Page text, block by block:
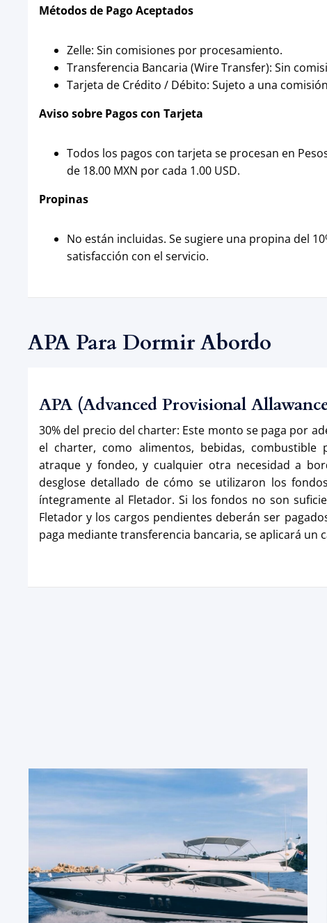
Métodos de Pago Aceptados
Zelle: Sin comisiones por procesamiento.
Transferencia Bancaria (Wire Transfer): Sin
Tarjeta de Crédito / Débito: Sujeto a una
Aviso sobre Pagos con Tarjeta
Todos los pagos con tarjeta se procesan en
de 18.00 MXN por cada 1.00 USD.
Propinas
No están incluidas. Se sugiere una propina del
satisfacción con el servicio.
APA Para Dormir Abordo
APA (Advanced Provisional
30% del precio del charter: Este monto se paga por
el charter, como alimentos, bebidas,
atraque y fondeo, y cualquier otra necesidad a
desglose detallado de cómo se utilizaron los
íntegramente al Fletador. Si los fondos no son
Fletador y los cargos pendientes deberán ser
paga mediante transferencia bancaria, se aplicará un